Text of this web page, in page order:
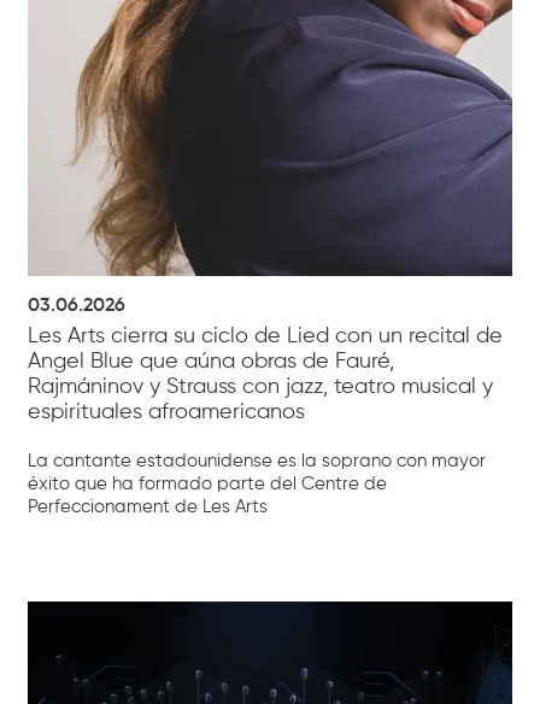
03.06.2026
Les Arts cierra su ciclo de Lied con un recital de
Angel Blue que aúna obras de Fauré,
Rajmáninov y Strauss con jazz, teatro musical y
espirituales afroamericanos
La cantante estadounidense es la soprano con mayor
éxito que ha formado parte del Centre de
Perfeccionament de Les Arts